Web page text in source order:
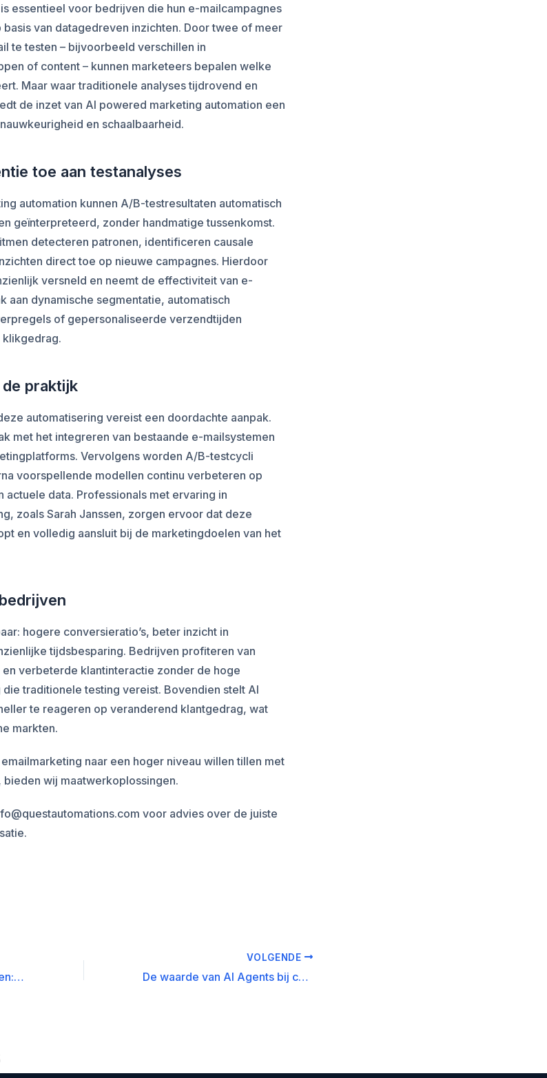
essentieel voor bedrijven die hun e-mailcampagnes
van datagedreven inzichten. Door twee of meer
te testen – bijvoorbeeld verschillen in
of content – kunnen marketeers bepalen welke
Maar waar traditionele analyses tijdrovend en
de inzet van AI powered marketing automation een
en schaalbaarheid.
toe aan testanalyses
automation kunnen A/B-testresultaten automatisch
geïnterpreteerd, zonder handmatige tussenkomst.
detecteren patronen, identificeren causale
direct toe op nieuwe campagnes. Hierdoor
versneld en neemt de effectiviteit van e-
aan dynamische segmentatie, automatisch
of gepersonaliseerde verzendtijden
praktijk
automatisering vereist een doordachte aanpak.
met het integreren van bestaande e-mailsystemen
Vervolgens worden A/B-testcycli
voorspellende modellen continu verbeteren op
actuele data. Professionals met ervaring in
zoals Sarah Janssen, zorgen ervoor dat deze
en volledig aansluit bij de marketingdoelen van het
hogere conversieratio’s, beter inzicht in
tijdsbesparing. Bedrijven profiteren van
verbeterde klantinteractie zonder de hoge
die traditionele testing vereist. Bovendien stelt AI
te reageren op veranderend klantgedrag, wat
markten.
naar een hoger niveau willen tillen met
bieden wij maatwerkoplossingen.
voor advies over de juiste
De evolutie van persberichten: van verzending naar strategische distributie
VOLGENDE
De waarde van AI Agents bij custom marketing report generation